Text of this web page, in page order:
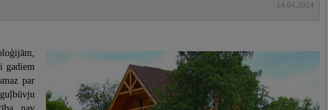
14.04.2014
gadiem
par